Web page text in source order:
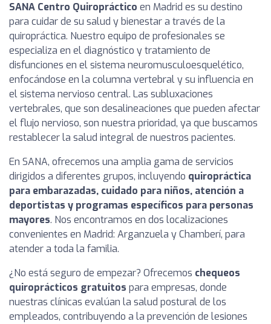
SANA Centro Quiropráctico en Madrid es su destino
para cuidar de su salud y bienestar a través de la
quiropráctica. Nuestro equipo de profesionales se
especializa en el diagnóstico y tratamiento de
disfunciones en el sistema neuromusculoesquelético,
enfocándose en la columna vertebral y su influencia en
el sistema nervioso central. Las subluxaciones
vertebrales, que son desalineaciones que pueden afectar
el flujo nervioso, son nuestra prioridad, ya que buscamos
restablecer la salud integral de nuestros pacientes.
En SANA, ofrecemos una amplia gama de servicios
dirigidos a diferentes grupos, incluyendo quiropráctica
para embarazadas, cuidado para niños, atención a
deportistas y programas específicos para personas
mayores. Nos encontramos en dos localizaciones
convenientes en Madrid: Arganzuela y Chamberí, para
atender a toda la familia.
¿No está seguro de empezar? Ofrecemos chequeos
quiroprácticos gratuitos para empresas, donde
nuestras clínicas evalúan la salud postural de los
empleados, contribuyendo a la prevención de lesiones